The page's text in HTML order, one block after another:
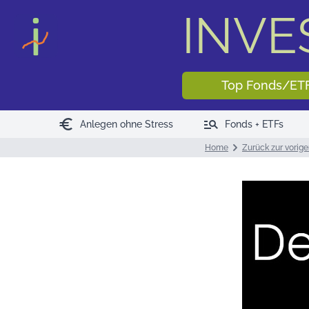
Top Fonds/
euro Anlegen ohne Stress manage_search Fonds + ETFs
Home Zurück zur